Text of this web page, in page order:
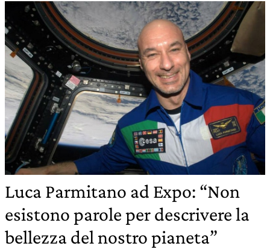
Luca Parmitano ad Expo: “Non
esistono parole per descrivere la
bellezza del nostro pianeta”